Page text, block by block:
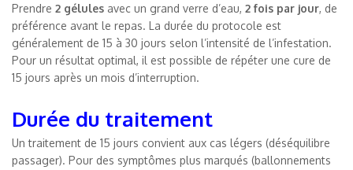
Prendre 2 gélules avec un grand verre d’eau, 2 fois par jour, de
préférence avant le repas. La durée du protocole est
généralement de 15 à 30 jours selon l’intensité de l’infestation.
Pour un résultat optimal, il est possible de répéter une cure de
15 jours après un mois d’interruption.
Durée du traitement
Un traitement de 15 jours convient aux cas légers (déséquilibre
passager). Pour des symptômes plus marqués (ballonnements